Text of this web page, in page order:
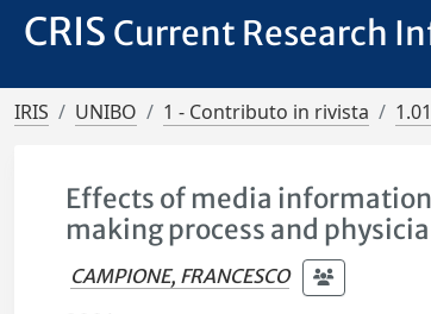
CRIS Current Research
IRIS UNIBO 1 - Contributo in rivista
Effects of media
making process and
CAMPIONE, FRANCESCO